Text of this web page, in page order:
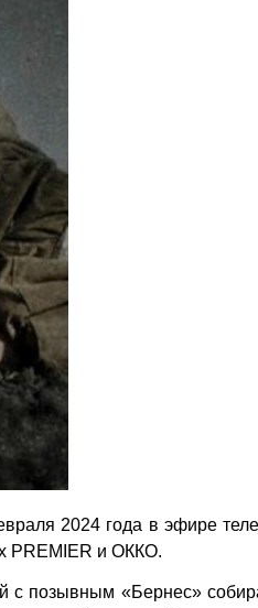
2024 года в эфире
PREMIER и ОККО.
с позывным «Бернес»